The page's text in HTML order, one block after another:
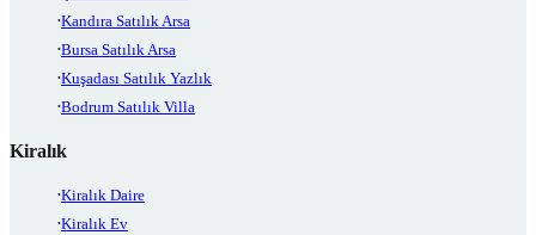
Kandıra Satılık Arsa
Bursa Satılık Arsa
Kuşadası Satılık Yazlık
Bodrum Satılık Villa
Kiralık
Kiralık Daire
Kiralık Ev